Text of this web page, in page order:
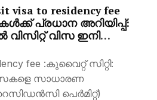
visa to residency fee
പ്രധാന അറിയിപ്പ്:
വിസ ഇനി
fee :കുവൈറ്റ് സിറ്റി:
സാധാരണ
പെർമിറ്റ്)